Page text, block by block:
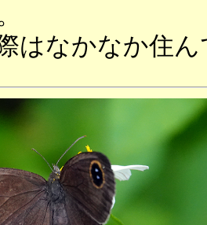
はなかなか住